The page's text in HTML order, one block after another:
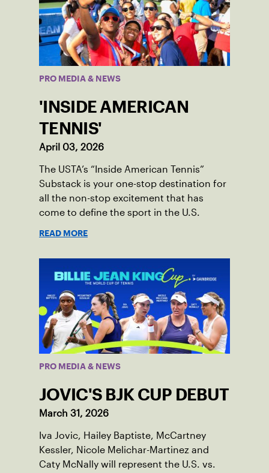
PRO MEDIA & NEWS
'INSIDE AMERICAN
TENNIS'
April 03, 2026
The USTA’s “Inside American Tennis”
Substack is your one-stop destination for
all the non-stop excitement that has
come to define the sport in the U.S.
READ MORE
PRO MEDIA & NEWS
JOVIC'S BJK CUP DEBUT
March 31, 2026
Iva Jovic, Hailey Baptiste, McCartney
Kessler, Nicole Melichar-Martinez and
Caty McNally will represent the U.S. vs.